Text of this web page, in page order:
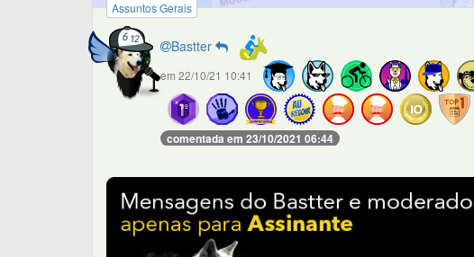
Assuntos Gerais
Bastter
em 22/10/21 10:41
comentada em 23/10/2021 06:44